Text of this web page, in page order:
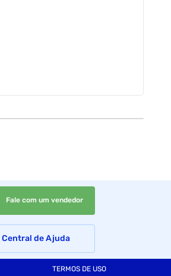
Fale com um vendedor
Central de Ajuda
TERMOS DE USO